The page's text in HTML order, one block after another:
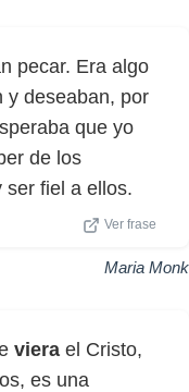
pecar. Era algo
y deseaban, por
que yo
de los
ser fiel a ellos.
Ver frase
Maria Monk
viera el Cristo,
es una